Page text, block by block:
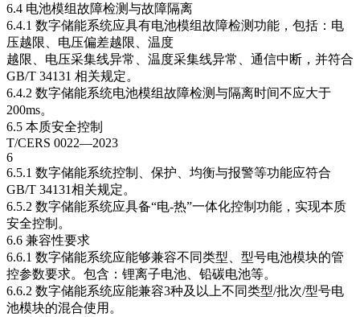
6.4 电池模组故障检测与故障隔离
6.4.1 数字储能系统应具有电池模组故障检测功能，包括：电
压越限、电压偏差越限、温度
越限、电压采集线异常、温度采集线异常、通信中断，并符合
GB/T 34131 相关规定。
6.4.2 数字储能系统电池模组故障检测与隔离时间不应大于
200ms。
6.5 本质安全控制
T/CERS 0022—2023
6
6.5.1 数字储能系统控制、保护、均衡与报警等功能应符合
GB/T 34131相关规定。
6.5.2 数字储能系统应具备“电-热”一体化控制功能，实现本质
安全控制。
6.6 兼容性要求
6.6.1 数字储能系统应能够兼容不同类型、型号电池模块的管
控参数要求。包含：锂离子电池、铅碳电池等。
6.6.2 数字储能系统应能兼容3种及以上不同类型/批次/型号电
池模块的混合使用。